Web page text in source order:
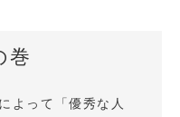
巻
よって「優秀な人